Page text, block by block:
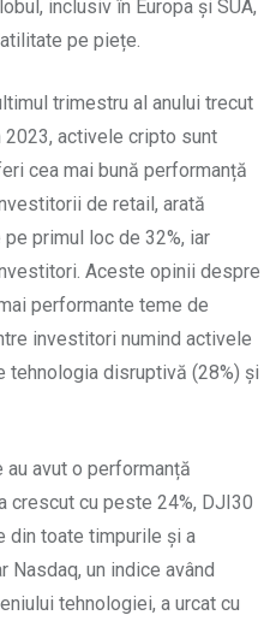
inclusiv în Europa și SUA,
pe piețe.
trimestru al anului trecut
2023, activele cripto sunt
cea mai bună performanță
de retail, arată
primul loc de 32%, iar
Aceste opinii despre
performante teme de
investitori numind activele
tehnologia disruptivă (28%) și
au avut o performanță
crescut cu peste 24%, DJI30
din toate timpurile și a
Nasdaq, un indice având
tehnologiei, a urcat cu